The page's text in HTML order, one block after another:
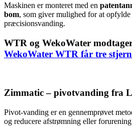
Maskinen er monteret med en
bom, som giver mulighed for at
præcisionsvanding.
WTR og WekoWater
WekoWater WTR får tre
Zimmatic – pivotvanding fra
Pivot-vanding er en gennemprøvet
og reducere afstrømning eller